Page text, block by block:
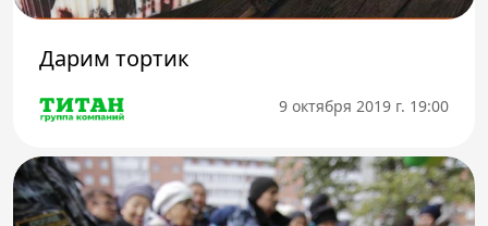
Дарим тортик
9 октября 2019 г. 19:00